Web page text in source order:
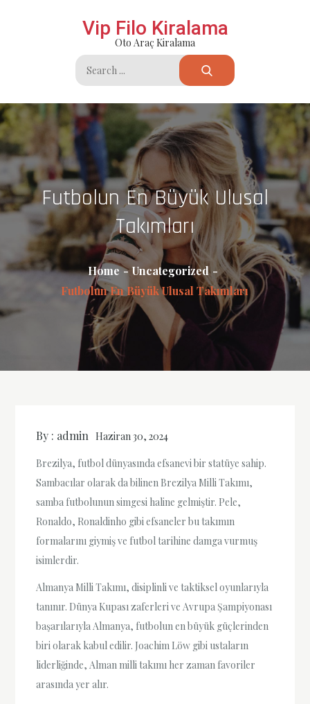
Vip Filo Kiralama
Oto Araç Kiralama
Search
for:
Futbolun En Büyük Ulusal
Takımları
Home
Uncategorized
Futbolun En Büyük Ulusal Takımları
By : admin Haziran 30, 2024
Brezilya, futbol dünyasında efsanevi bir statüye sahip.
Sambacılar olarak da bilinen Brezilya Milli Takımı,
samba futbolunun simgesi haline gelmiştir. Pele,
Ronaldo, Ronaldinho gibi efsaneler bu takımın
formalarını giymiş ve futbol tarihine damga vurmuş
isimlerdir.
Almanya Milli Takımı, disiplinli ve taktiksel oyunlarıyla
tanınır. Dünya Kupası zaferleri ve Avrupa Şampiyonası
başarılarıyla Almanya, futbolun en büyük güçlerinden
biri olarak kabul edilir. Joachim Löw gibi ustaların
liderliğinde, Alman milli takımı her zaman favoriler
arasında yer alır.